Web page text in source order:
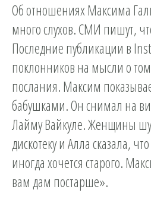
Об отношениях Максима
много слухов. СМИ пишут,
Последние публикации в
поклонников на мысли о
послания. Максим
бабушками. Он снимал на
Лайму Вайкуле. Женщины
дискотеку и Алла сказала,
иногда хочется старого.
вам дам постарше».